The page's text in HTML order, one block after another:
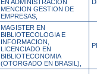
EN ADMINISTRACION
MENCION GESTION DE
EMPRESAS,
MAGISTER EN
BIBLIOTECOLOGIA E
INFORMACION,
LICENCIADO EN
BIBLIOTECONOMIA
(OTORGADO EN BRASIL),